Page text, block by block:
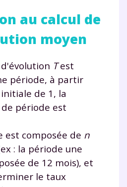
au calcul de
moyen
Test
période, à partir
de 1, la
période est
est composée de n
: la période une
de 12 mois), et
le taux